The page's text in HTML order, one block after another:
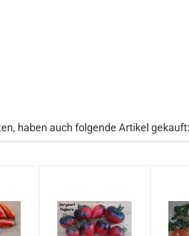
haben auch folgende Artikel gekauft: